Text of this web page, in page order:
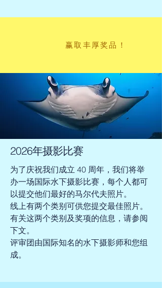
赢取丰厚奖品！
2026年摄影比赛
为了庆祝我们成立 40 周年，我们将举
办一场国际水下摄影比赛，每个人都可
以提交他们最好的马尔代夫照片。
线上有两个类别可供您提交最佳照片。
有关这两个类别及奖项的信息，请参阅
下文。
评审团由国际知名的水下摄影师和您组
成。